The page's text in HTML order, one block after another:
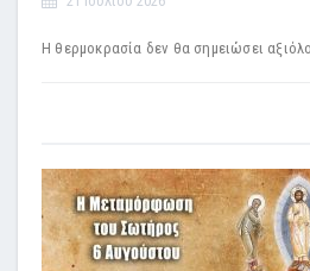
Η θερμοκρασία δεν θα σημειώσει